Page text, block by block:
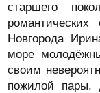
старшего
Новгорода
море
своим
пожилой пары.